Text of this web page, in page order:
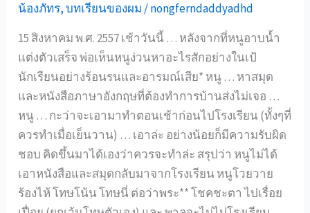
ไป
วัด
กับ
พ่อ
น้องภัทร,บทเรียนของผม /nongferndaddyadhd
15 สิงหาคม พ.ศ. 2557 เช้าวันนี้ … หลังจากที่หนูอาบน้ำ
แต่งตัวเสร็จ พ่อเห็นหนูง่วนหาอะไรสักอย่างในเป้
นักเรียนอย่างร้อนรนและอารมณ์เสีย* หนู … หาสมุด
และหนังสือภาษาอังกฤษที่ต้องทำการบ้านส่งไม่เจอ …
หนู … กะว่าจะเอามาทำตอนเช้าก่อนไปโรงเรียน (ทั้งๆที่
ควรทำเมื่อเย็นวาน) … เอาล่ะ อย่างน้อยก็มีความรับผิด
ชอบ คิดขึ้นมาได้เองว่าควรจะทำล่ะ สรุปว่า หนูไม่ได้
เอาหนังสือและสมุดกลับมาจากโรงเรียน หนูโวยวาย
ร้องไห้ โทษโน้น โทษนี่ ต่อว่าพระ** โชคชะตา ไปเรื่อย